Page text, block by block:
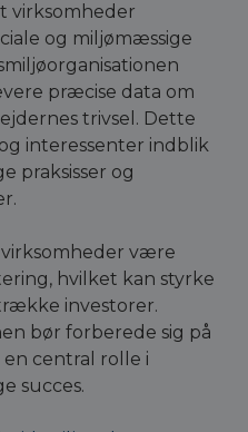
virksomheder
og miljømæssige
præcise data om
trivsel. Dette
interessenter indblik
praksisser og
virksomheder være
hvilket kan styrke
investorer.
bør forberede sig på
en central rolle i
succes.